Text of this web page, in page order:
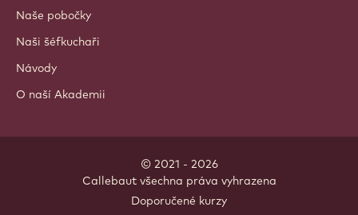
Naše pobočky
Naši šéfkuchaři
Návody
O naší Akademii
© 2021 - 2026
Callebaut. všechna práva vyhrazena
Doporučené kurzy